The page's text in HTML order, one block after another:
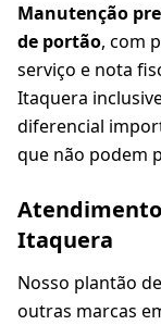
Manutenção
de portão, com
serviço e nota
Itaquera
diferencial
que não podem
Itaquera
Nosso plantão
outras marcas